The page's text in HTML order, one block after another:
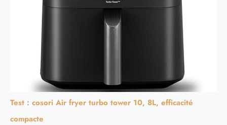
Test : cosori Air fryer turbo tower 10, 8L, efficacité
compacte